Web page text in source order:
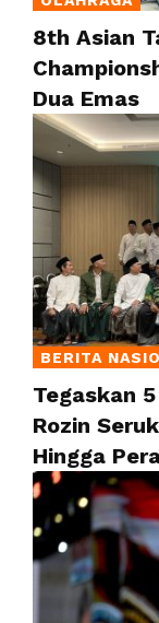
8th Asian
Dua Emas
BERITA
Tegaskan
Rozin
Hingga